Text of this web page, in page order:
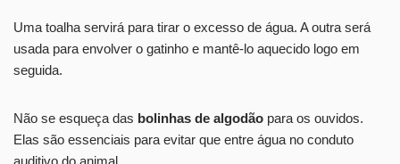
Uma toalha servirá para tirar o excesso de água. A outra será
usada para envolver o gatinho e mantê-lo aquecido logo em
seguida.
Não se esqueça das bolinhas de algodão para os ouvidos.
Elas são essenciais para evitar que entre água no conduto